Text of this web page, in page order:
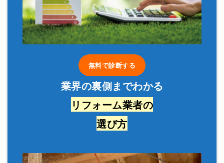
無料で診断する
業界の裏側までわかる
リフォーム業者の
選び方